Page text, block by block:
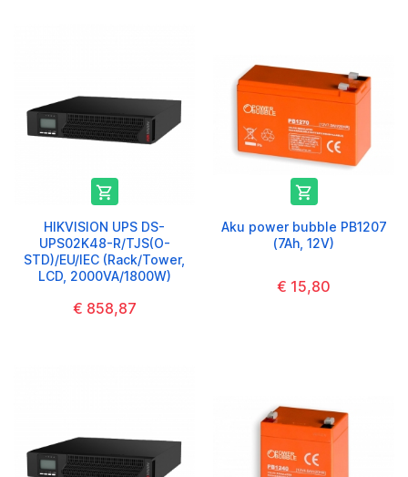

HIKVISION UPS DS-
UPS02K48-R/TJS(O-
STD)/EU/IEC (Rack/Tower,
LCD, 2000VA/1800W)
€ 858,87

Aku power bubble PB1207
(7Ah, 12V)
€ 15,80